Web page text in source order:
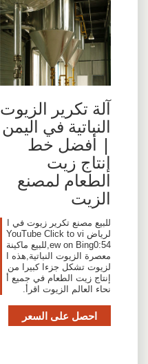
آلة تكرير الزيوت
النباتية في اليمن
| أفضل خط
إنتاج زيت
الطعام لمصنع
الزيت
للبيع مصنع تكرير زيوت في ا
لرياض YouTube Click to vi
ew on Bing0:54,للبيع ماكينة
معصرة الزيوت النباتية,هذه ا
لزيوت تشكل جزءا كبيرا من
إنتاج زيت الطعام في جميع أ
نحاء العالم الزيوت اقرأ.
احصل على السعر